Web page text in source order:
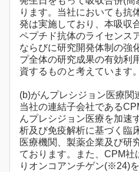
ります。当社においても抗
発は実施しており、本吸収
ペプチド抗体のライセンス
ならびに研究開発体制の強
プ全体の研究成果の有効利
資するものと考えています。
(b)がんプレシジョン医療関
当社の連結子会社である
んプレシジョン医療を加速
析及び免疫解析に基づく臨
医療機関、製薬企業及び研
ております。また、CPM社
りオンコアンチゲン(※24)